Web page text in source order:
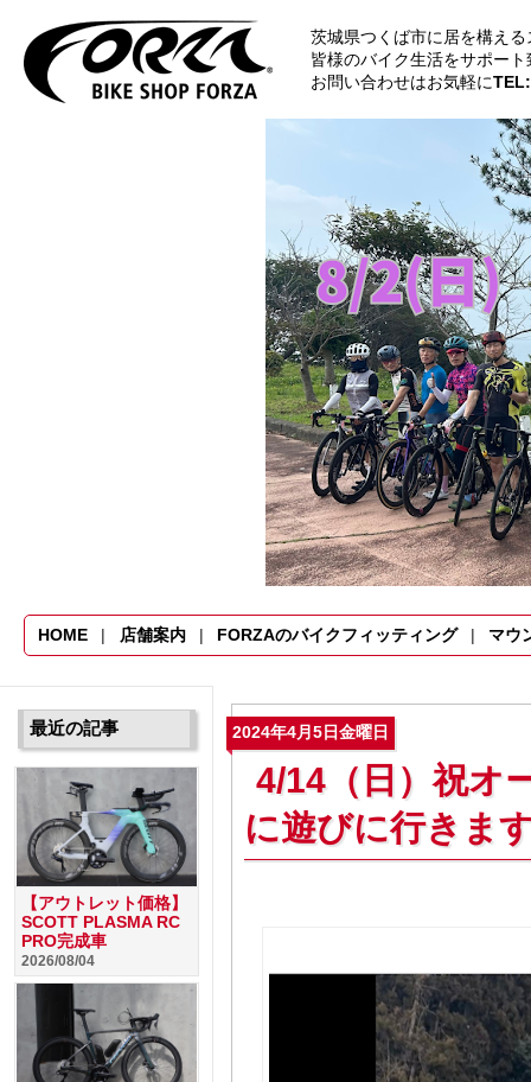
茨城県つくば市に居を構え
皆様のバイク生活をサポー
お問い合わせはお気軽に
HOME 店舗案内 FORZAのバイクフィッティング マウ
2024年4月5日金曜日
4/14（日）祝オ
に遊びに行きま
最近の記事
【アウトレット価格】
SCOTT PLASMA RC
PRO完成車
2026/08/04